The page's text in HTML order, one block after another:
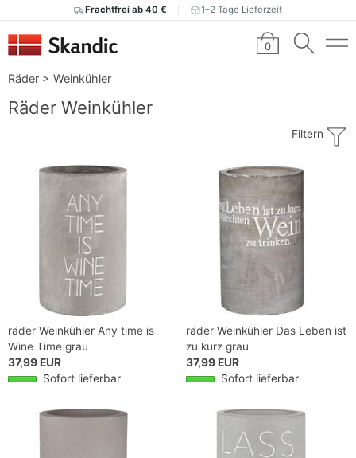
Frachtfrei ab 40 € 1–2 Tage Lieferzeit
0
Räder > Weinkühler
Räder Weinkühler
Filtern
räder Weinkühler Any time is
Wine Time grau
37,99 EUR
Sofort lieferbar
räder Weinkühler Das Leben ist
zu kurz grau
37,99 EUR
Sofort lieferbar